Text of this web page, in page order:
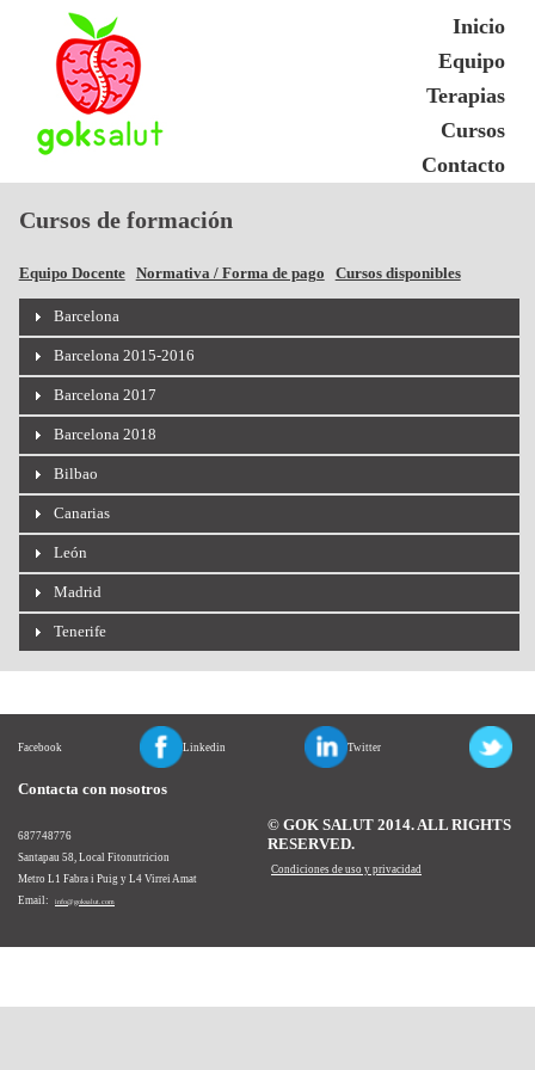
Inicio
Equipo
Terapias
Cursos
Contacto
Cursos de formación
Equipo Docente Normativa / Forma de pago Cursos disponibles
Barcelona
Barcelona 2015-2016
Barcelona 2017
Barcelona 2018
Bilbao
Canarias
León
Madrid
Tenerife
Facebook Linkedin Twitter
Contacta con nosotros
687748776
Santapau 58, Local Fitonutricion
Metro L1 Fabra i Puig y L4 Virrei Amat
Email:
info@goksalut.com
© GOK SALUT 2014. ALL RIGHTS
RESERVED.
Condiciones de uso y privacidad